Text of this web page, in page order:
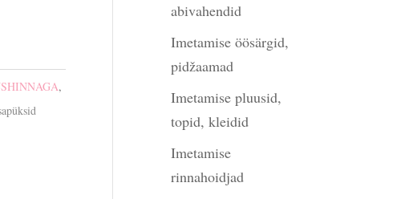
,
abivahendid
Imetamise öösärgid,
pidžaamad
Imetamise pluusid,
topid, kleidid
Imetamise
rinnahoidjad